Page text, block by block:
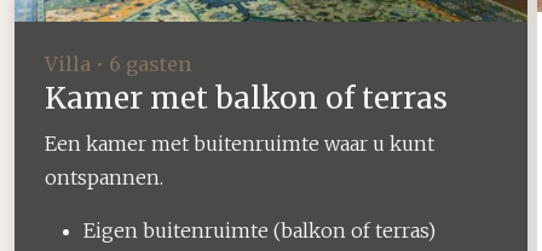
Villa • 6 gasten
Kamer met balkon of terras
Een kamer met buitenruimte waar u kunt
ontspannen.
Eigen buitenruimte (balkon of terras)